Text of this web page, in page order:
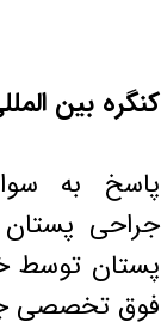
کنگره بین
پاسخ به
جراحی پستان
پستان توسط
فوق تخصصی